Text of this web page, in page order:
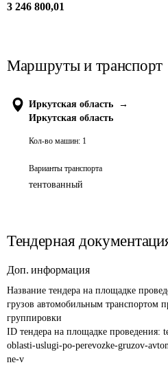
3 246 800,01
Маршруты и транспорт
Иркутская область
→
Иркутская область
Кол-во машин: 1
Варианты транспорта
тентованный
Тендерная
Доп. информация
Название тендера на площадке
грузов автомобильным транспортом
группировки
ID тендера на площадке проведения:
oblasti-uslugi-po-perevozke-gruzov-
ne-v